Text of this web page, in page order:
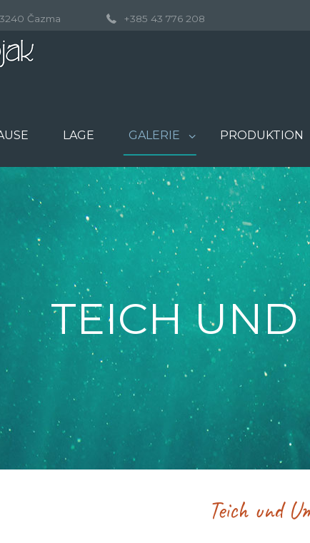
Čazma +385 43 776 208
LAGE GALERIE PRODUKTION
TEICH
Teich und